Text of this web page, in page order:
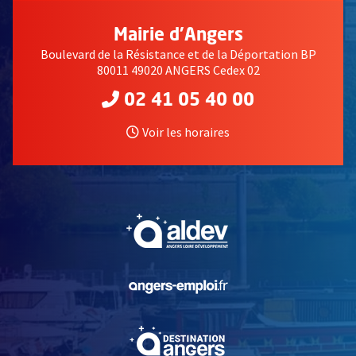
Mairie d'Angers
Boulevard de la Résistance et de la Déportation BP
80011 49020 ANGERS Cedex 02
02 41 05 40 00
Voir les horaires
, Ouvre une nouvelle